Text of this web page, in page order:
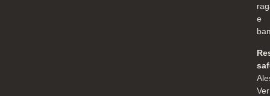
e